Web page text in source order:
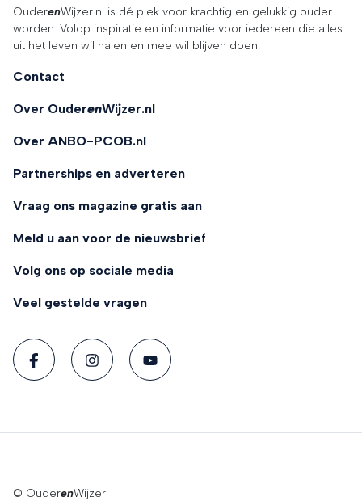
OuderenWijzer.nl is dé plek voor krachtig en gelukkig ouder
worden. Volop inspiratie en informatie voor iedereen die alles
uit het leven wil halen en mee wil blijven doen.
Contact
Over OuderenWijzer.nl
Over ANBO-PCOB.nl
Partnerships en adverteren
Vraag ons magazine gratis aan
Meld u aan voor de nieuwsbrief
Volg ons op sociale media
Veel gestelde vragen
© OuderenWijzer